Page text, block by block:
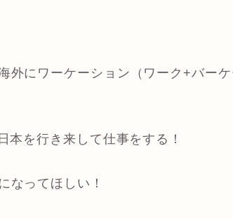
外にワーケーション（ワーク+バーケ
を行き来して仕事をする！
なってほしい！